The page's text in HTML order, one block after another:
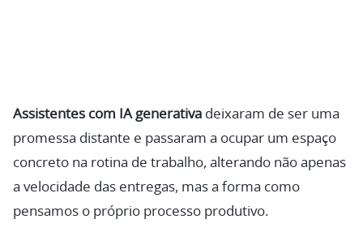
Assistentes com IA generativa deixaram de ser uma
promessa distante e passaram a ocupar um espaço
concreto na rotina de trabalho, alterando não apenas
a velocidade das entregas, mas a forma como
pensamos o próprio processo produtivo.